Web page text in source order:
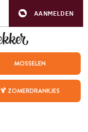
AANMELDEN
MOSSELEN
🍹 ZOMERDRANKJES